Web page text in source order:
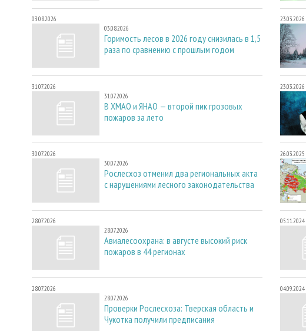
03.08.2026
03.08.2026
Горимость лесов в 2026 году снизилась в 1,5
раза по сравнению с прошлым годом
31.07.2026
31.07.2026
В ХМАО и ЯНАО — второй пик грозовых
пожаров за лето
30.07.2026
30.07.2026
Рослесхоз отменил два региональных акта
с нарушениями лесного законодательства
28.07.2026
28.07.2026
Авиалесоохрана: в августе высокий риск
пожаров в 44 регионах
28.07.2026
28.07.2026
Проверки Рослесхоза: Тверская область и
Чукотка получили предписания
23.03.2026
23.03.2026
26.03.2025
05.11.2024
04.09.2024